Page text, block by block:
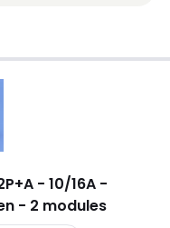
- 10/16A -
- 2 modules